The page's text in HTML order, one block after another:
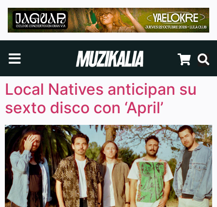
Local Natives anticipan su
sexto disco con ‘April’